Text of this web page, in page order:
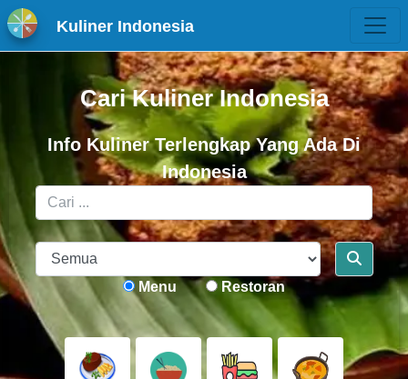
Kuliner Indonesia
Cari Kuliner Indonesia
Info Kuliner Terlengkap Yang Ada Di
Indonesia
Menu Restoran